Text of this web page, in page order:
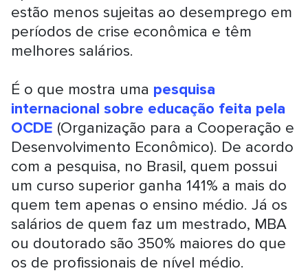
estão menos sujeitas ao desemprego em
períodos de crise econômica e têm
melhores salários.
É o que mostra uma pesquisa
internacional sobre educação feita pela
OCDE (Organização para a Cooperação e
Desenvolvimento Econômico). De acordo
com a pesquisa, no Brasil, quem possui
um curso superior ganha 141% a mais do
quem tem apenas o ensino médio. Já os
salários de quem faz um mestrado, MBA
ou doutorado são 350% maiores do que
os de profissionais de nível médio.